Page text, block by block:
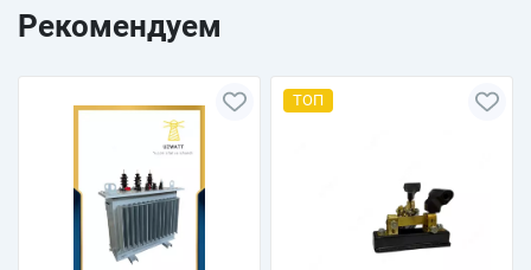
Рекомендуем
ТОП